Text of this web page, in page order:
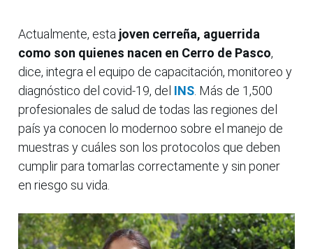
Actualmente, esta joven cerreña, aguerrida
como son quienes nacen en Cerro de Pasco,
dice, integra el equipo de capacitación, monitoreo y
diagnóstico del covid-19, del INS . Más de 1,500
profesionales de salud de todas las regiones del
país ya conocen lo modernoo sobre el manejo de
muestras y cuáles son los protocolos que deben
cumplir para tomarlas correctamente y sin poner
en riesgo su vida.